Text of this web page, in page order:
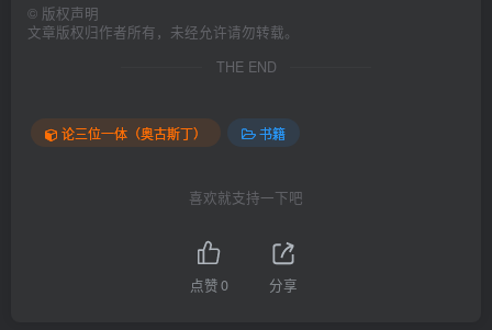
© 版权声明
文章版权归作者所有，未经允许请勿转载。
THE END
论三位一体（奥古斯丁） 书籍
喜欢就支持一下吧
点赞0 分享